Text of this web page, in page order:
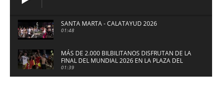
SANTA MARTA - CALATAYUD 2026
01:48
MÁS DE 2.000 BILBILITANOS DISFRUTAN DE LA
FINAL DEL MUNDIAL 2026 EN LA PLAZA DEL
FUERTE DE CALATAYUD
01:39